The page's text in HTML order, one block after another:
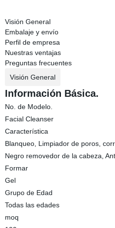
Visión General
Embalaje y envío
Perfil de empresa
Nuestras ventajas
Preguntas frecuentes
Visión General
Información Básica.
No. de Modelo.
Facial Cleanser
Característica
Blanqueo, Limpiador de poros,
Negro removedor de la cabeza,
Formar
Gel
Grupo de Edad
Todas las edades
moq